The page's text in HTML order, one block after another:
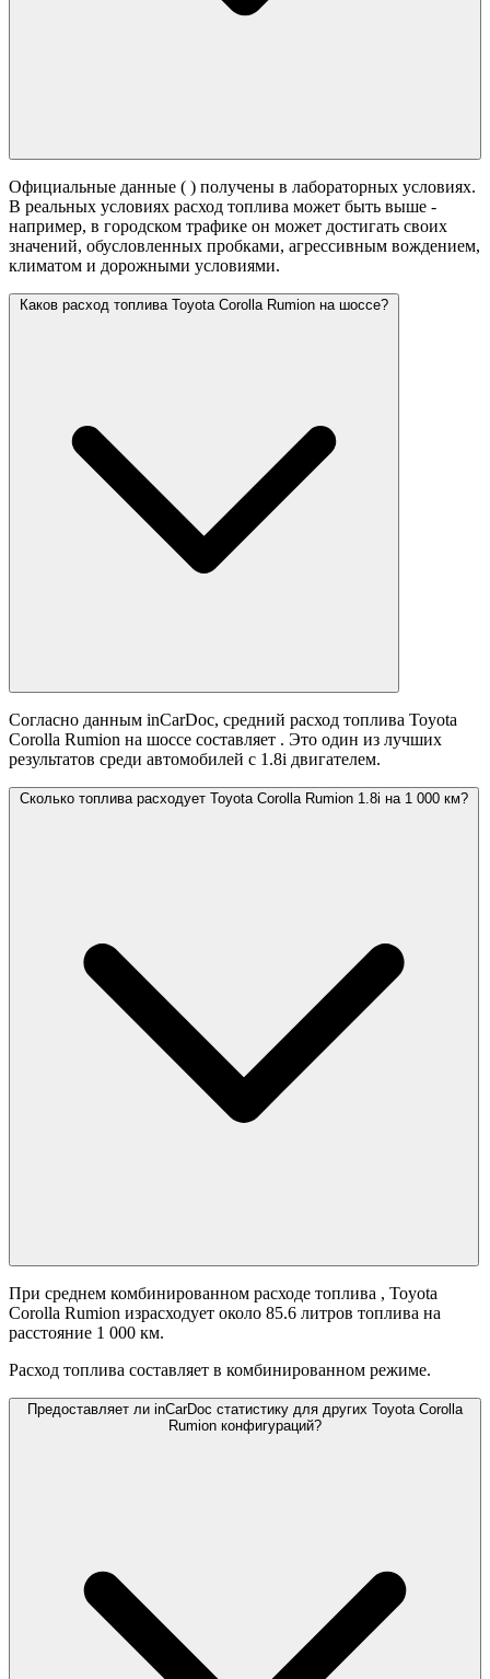
Официальные данные ( ) получены в лабораторных условиях.
В реальных условиях расход топлива может быть выше -
например, в городском трафике он может достигать своих
значений, обусловленных пробками, агрессивным вождением,
климатом и дорожными условиями.
Каков расход топлива Toyota Corolla Rumion на шоссе?
Согласно данным inCarDoc, средний расход топлива Toyota
Corolla Rumion на шоссе составляет . Это один из лучших
результатов среди автомобилей с 1.8i двигателем.
Сколько топлива расходует Toyota Corolla Rumion 1.8i на 1 000 км?
При среднем комбинированном расходе топлива , Toyota
Corolla Rumion израсходует около 85.6 литров топлива на
расстояние 1 000 км.
Расход топлива составляет в комбинированном режиме.
Предоставляет ли inCarDoc статистику для других Toyota Corolla
Rumion конфигураций?